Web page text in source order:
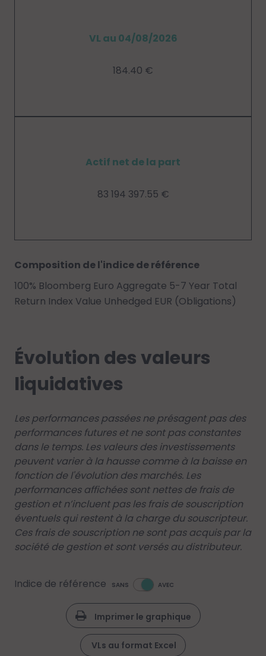
VL au 04/08/2026
184.40 €
Actif net de la part
83 194 397.55 €
Composition de l'indice de référence
100% Bloomberg Euro Aggregate 5-7 Year Total
Return Index Value Unhedged EUR (Obligations)
Évolution des valeurs
liquidatives
Les performances passées ne présagent pas des
performances futures et ne sont pas constantes
dans le temps. Les valeurs des investissements
peuvent varier à la hausse comme à la baisse en
fonction de l'évolution des marchés. Les
performances affichées sont nettes de frais de
gestion et n’incluent pas les frais de souscription
éventuels qui restent à la charge du souscripteur.
Ces frais de souscription ne sont pas acquis par la
société de gestion et sont versés au distributeur.
Indice de référence SANS AVEC
Imprimer le graphique
VLs au format Excel